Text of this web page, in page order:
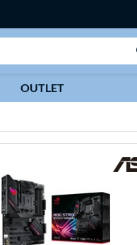
OUTLET